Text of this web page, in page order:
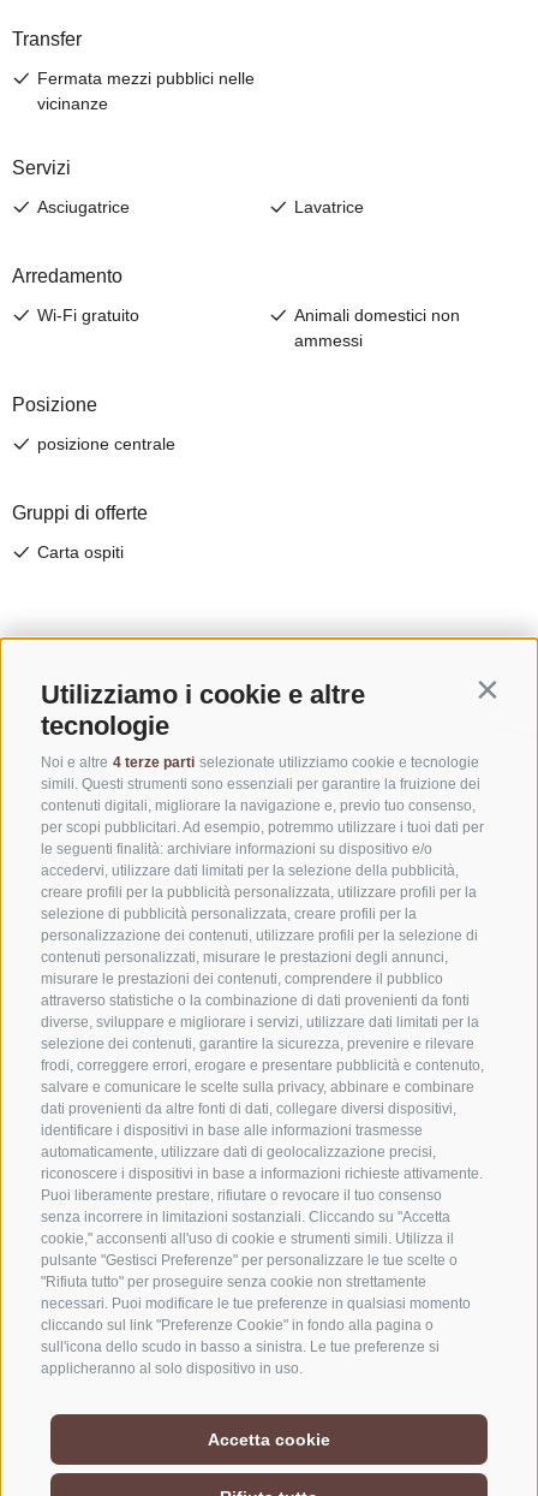
Utilizziamo i cookie e altre
tecnologie
Noi e altre 4 terze parti selezionate utilizziamo cookie e tecnologie
simili. Questi strumenti sono essenziali per garantire la fruizione dei
contenuti digitali, migliorare la navigazione e, previo tuo consenso,
per scopi pubblicitari. Ad esempio, potremmo utilizzare i tuoi dati per
le seguenti finalità: archiviare informazioni su dispositivo e/o
accedervi, utilizzare dati limitati per la selezione della pubblicità,
creare profili per la pubblicità personalizzata, utilizzare profili per la
selezione di pubblicità personalizzata, creare profili per la
personalizzazione dei contenuti, utilizzare profili per la selezione di
contenuti personalizzati, misurare le prestazioni degli annunci,
misurare le prestazioni dei contenuti, comprendere il pubblico
attraverso statistiche o la combinazione di dati provenienti da fonti
diverse, sviluppare e migliorare i servizi, utilizzare dati limitati per la
selezione dei contenuti, garantire la sicurezza, prevenire e rilevare
frodi, correggere errori, erogare e presentare pubblicità e contenuto,
salvare e comunicare le scelte sulla privacy, abbinare e combinare
dati provenienti da altre fonti di dati, collegare diversi dispositivi,
identificare i dispositivi in base alle informazioni trasmesse
automaticamente, utilizzare dati di geolocalizzazione precisi,
riconoscere i dispositivi in base a informazioni richieste attivamente.
Puoi liberamente prestare, rifiutare o revocare il tuo consenso
senza incorrere in limitazioni sostanziali. Cliccando su "Accetta
cookie," acconsenti all'uso di cookie e strumenti simili. Utilizza il
pulsante "Gestisci Preferenze" per personalizzare le tue scelte o
"Rifiuta tutto" per proseguire senza cookie non strettamente
necessari. Puoi modificare le tue preferenze in qualsiasi momento
cliccando sul link "Preferenze Cookie" in fondo alla pagina o
sull'icona dello scudo in basso a sinistra. Le tue preferenze si
applicheranno al solo dispositivo in uso.
Accetta cookie
CONTATTACI
+39 0472 765325
info@vipiteno.com
NEWSLETTER
Rimani aggiornato sulle nostre offerte
Registrati
PREFERENZE COOKIES